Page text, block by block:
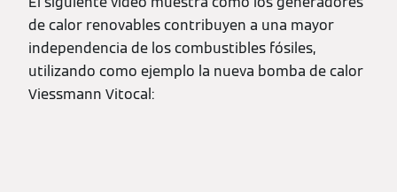
de calor renovables contribuyen a una mayor
independencia de los combustibles fósiles,
utilizando como ejemplo la nueva bomba de calor
Viessmann Vitocal: